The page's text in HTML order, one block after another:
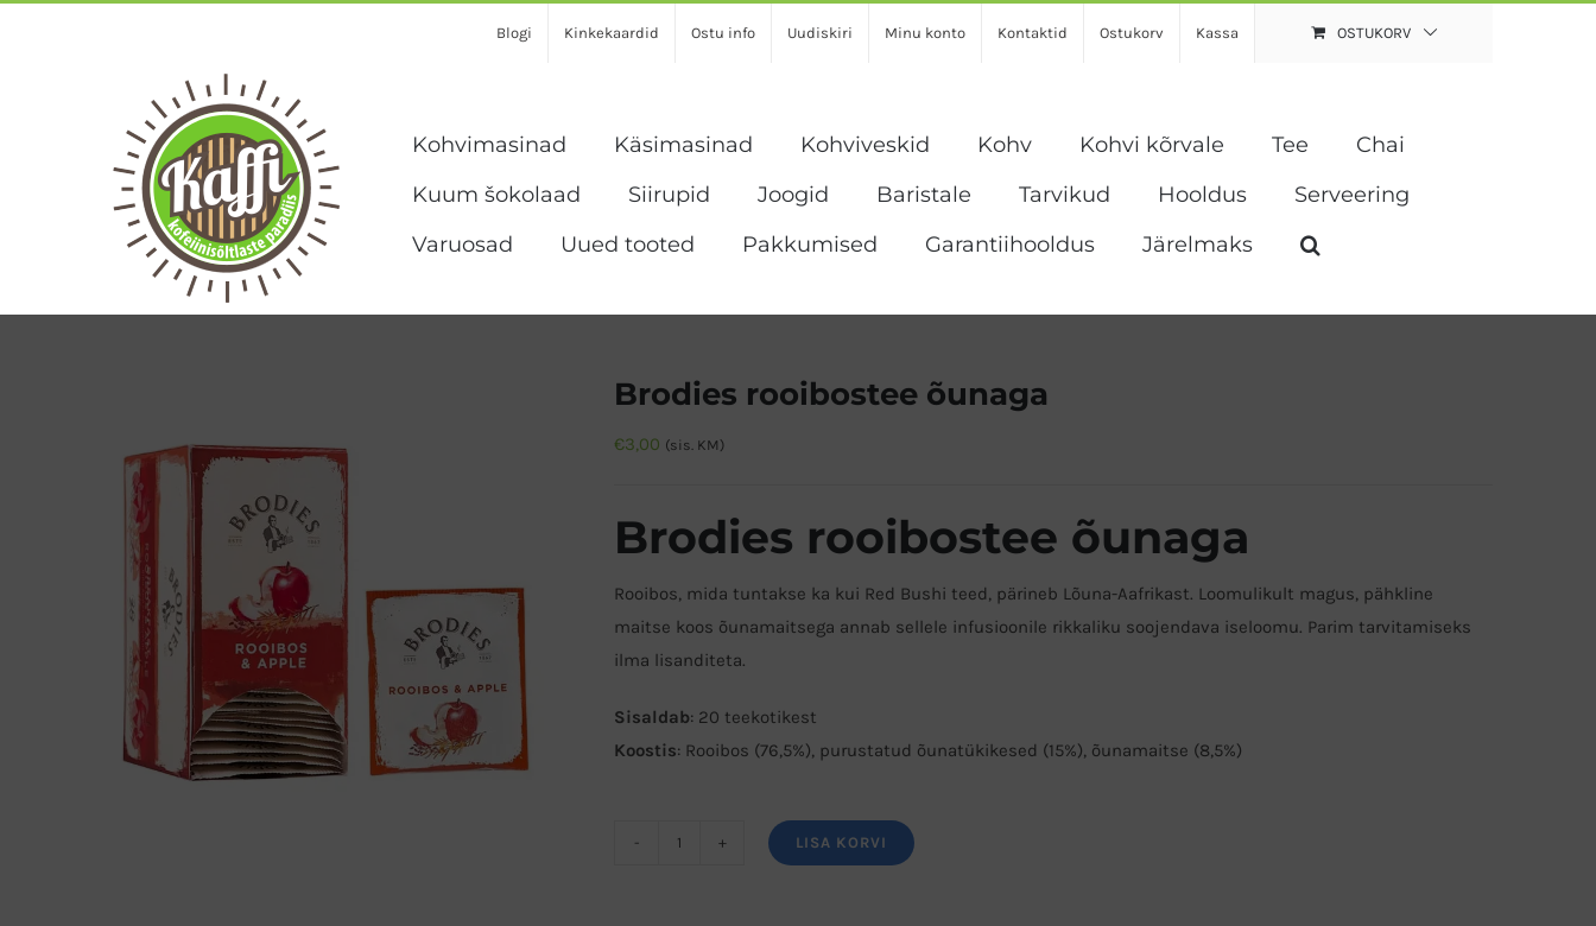
Blogi Kinkekaardid Ostu info Uudiskiri Minu konto Kontaktid Ostukorv Kassa OSTUKORV
Kohvimasinad Käsimasinad Kohviveskid Kohv Kohvi kõrvale Tee
Chai
Kuum šokolaad
Siirupid Joogid Baristale Tarvikud Hooldus
Serveering
Varuosad
Uued tooted Pakkumised Garantiihooldus Järelmaks
Brodies rooibostee õunaga
€3,00 (sis. KM)
Brodies rooibostee õunaga
Rooibos, mida tuntakse ka kui Red Bushi teed, pärineb Lõuna-Aafrikast. Loomulikult magus, pähkline
maitse koos õunamaitsega annab sellele infusioonile rikkaliku soojendava iseloomu. Parim tarvitamiseks
ilma lisanditeta.
Sisaldab: 20 teekotikest
Koostis: Rooibos (76,5%), purustatud õunatükikesed (15%), õunamaitse (8,5%)
LISA KORVI